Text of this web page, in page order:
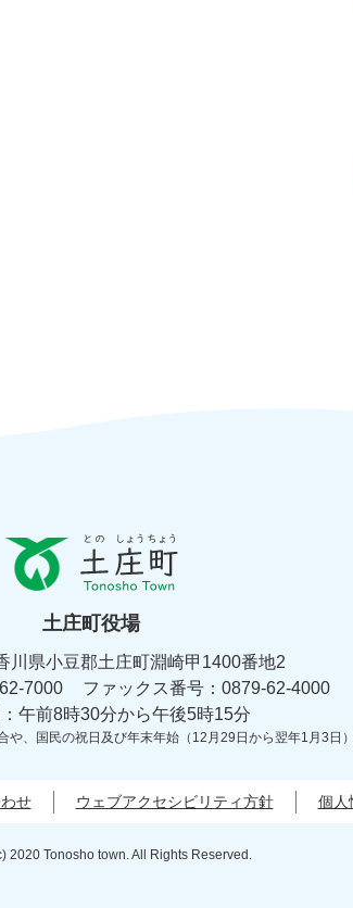
と
の
し
ょ
う
土
庄
町
土庄町役場
川県小豆郡土庄町淵崎甲1400番地2
7000
ファックス番号：0879-62-4000
午前8時30分から午後5時15分
や、 国民の祝日及び年末年始（12月29日から翌年1月3日
せ ウェブアクセシビリティ方針 個人
2020 Tonosho town. All Rights Reserved.